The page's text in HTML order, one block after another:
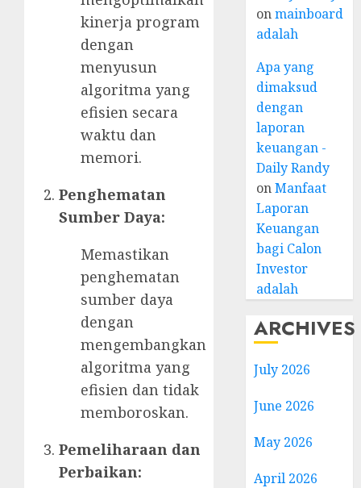
kinerja program
dengan
menyusun
algoritma yang
efisien secara
waktu dan
memori.
Penghematan
Sumber Daya:
Memastikan
penghematan
sumber daya
dengan
mengembangkan
algoritma yang
efisien dan tidak
memboroskan.
Pemeliharaan dan
Perbaikan:
onmainboard
adalah
Apa yang
dimaksud
dengan
laporan
keuangan -
Daily Randy
onManfaat
Laporan
Keuangan
bagi Calon
Investor
adalah
ARCHIVES
July 2026
June 2026
May 2026
April 2026